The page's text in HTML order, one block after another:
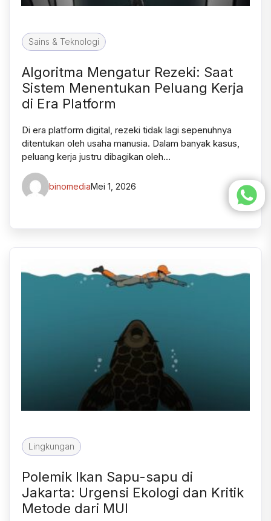
Sains & Teknologi
Algoritma Mengatur Rezeki: Saat
Sistem Menentukan Peluang Kerja
di Era Platform
Di era platform digital, rezeki tidak lagi sepenuhnya
ditentukan oleh usaha manusia. Dalam banyak kasus,
peluang kerja justru dibagikan oleh…
binomediaMei 1, 2026
Lingkungan
Polemik Ikan Sapu-sapu di
Jakarta: Urgensi Ekologi dan Kritik
Metode dari MUI